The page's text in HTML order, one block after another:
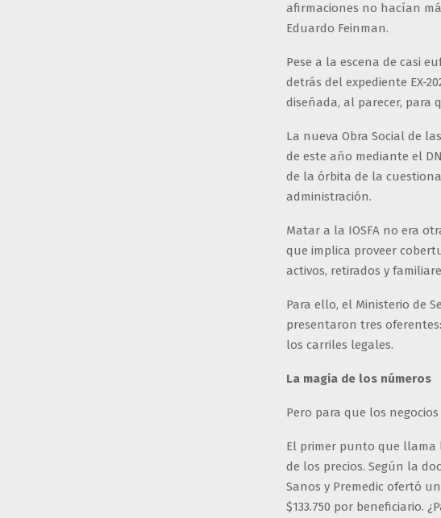
afirmaciones no hacían
Eduardo Feinman.
Pese a la escena de casi
detrás del expediente EX-
diseñada, al parecer, para
La nueva Obra Social de
de este año mediante el
de la órbita de la
administración.
Matar a la IOSFA no era
que implica proveer
activos, retirados y
Para ello, el Ministerio de
presentaron tres
los carriles legales.
La magia de los números
Pero para que los
El primer punto que llama
de los precios. Según la
Sanos y Premedic ofertó
$133.750 por beneficiario.